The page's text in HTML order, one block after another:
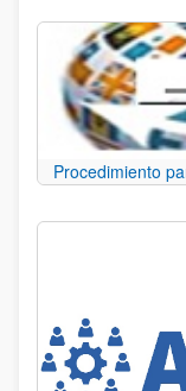
Procedimiento